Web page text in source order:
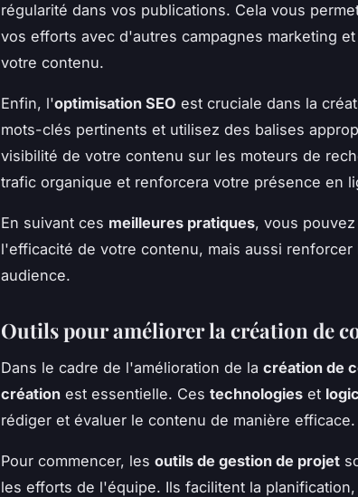
régularité dans vos publications. Cela vous
vos efforts avec d'autres campagnes marketing
votre contenu.
Enfin, l'optimisation SEO est cruciale dans la
mots-clés pertinents et utilisez des balises
visibilité de votre contenu sur les moteurs de
trafic organique et renforcera votre présence en
En suivant ces meilleures pratiques, vous
l'efficacité de votre contenu, mais aussi
audience.
Outils pour améliorer la création de
Dans le cadre de l'amélioration de la création de
création est essentielle. Ces technologies et
rédiger et évaluer le contenu de manière efficace.
Pour commencer, les outils de gestion de projet
les efforts de l'équipe. Ils facilitent la